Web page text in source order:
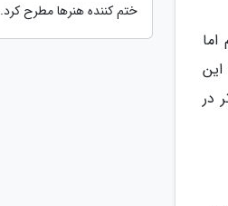
در
ختم کننده هنرها مطرح کرد.